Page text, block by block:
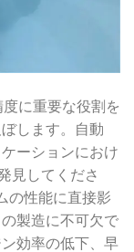
に重要な役割を
します。自動
ーションにおけ
見してくださ
の性能に直接影
製造に不可欠で
効率の低下、早